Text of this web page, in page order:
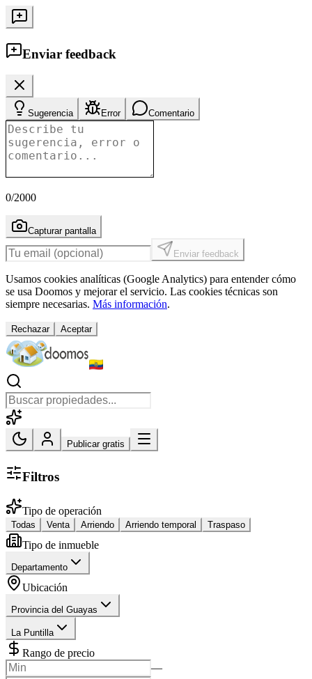
Enviar feedback
Sugerencia Error Comentario
0/2000
Capturar pantalla
Enviar feedback
Usamos cookies analíticas (Google Analytics) para entender cómo
se usa Doomos y mejorar el servicio. Las cookies técnicas son
siempre necesarias. Más información.
Rechazar Aceptar
Publicar gratis
Filtros
Tipo de operación
Todas Venta Arriendo Arriendo temporal Traspaso
Tipo de inmueble
Departamento
Ubicación
Provincia del Guayas
La Puntilla
Rango de precio
—